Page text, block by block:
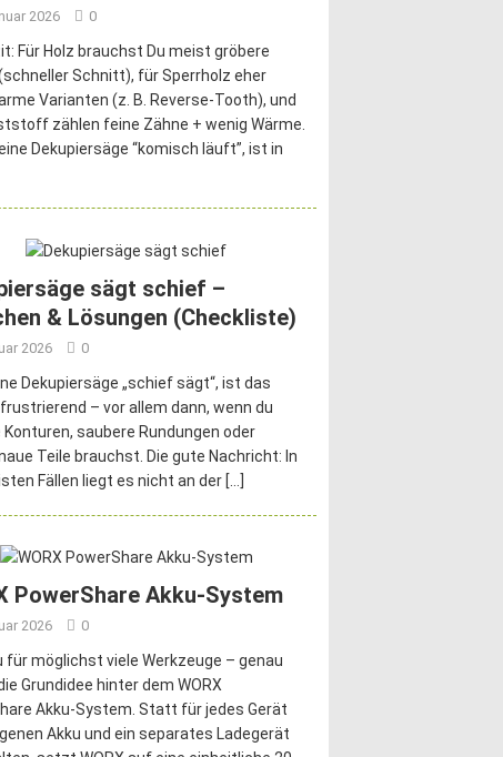
2026 0
Für Holz brauchst Du meist gröbere
Schnitt), für Sperrholz eher
Varianten (z. B. Reverse-Tooth), und
zählen feine Zähne + wenig Wärme.
Dekupiersäge “komisch läuft”, ist in
sägt schief –
& Lösungen (Checkliste)
2026 0
Dekupiersäge „schief sägt“, ist das
– vor allem dann, wenn du
Konturen, saubere Rundungen oder
Teile brauchst. Die gute Nachricht: In
Fällen liegt es nicht an der […]
PowerShare Akku-System
2026 0
für möglichst viele Werkzeuge – genau
Grundidee hinter dem WORX
Akku-System. Statt für jedes Gerät
Akku und ein separates Ladegerät